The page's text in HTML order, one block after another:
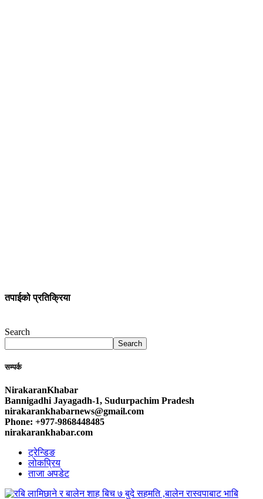
तपाईको प्रतिक्रिया
Search
Search
सम्पर्क
NirakaranKhabar
Bannigadhi Jayagadh-1, Sudurpachim Pradesh
nirakarankhabarnews@gmail.com
Phone: +977-9868448485
nirakarankhabar.com
ट्रेन्डिङ
लोकप्रिय
ताजा अपडेट